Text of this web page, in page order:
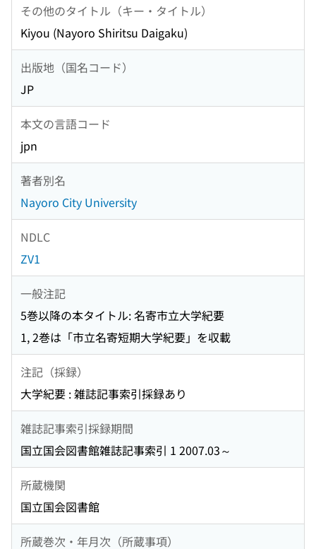
その他のタイトル（キー・タイトル）
Kiyou (Nayoro Shiritsu Daigaku)
出版地（国名コード）
JP
本文の言語コード
jpn
著者別名
Nayoro City University
NDLC
ZV1
一般注記
5巻以降の本タイトル: 名寄市立大学紀要
1, 2巻は「市立名寄短期大学紀要」を収載
注記（採録）
大学紀要 : 雑誌記事索引採録あり
雑誌記事索引採録期間
国立国会図書館雑誌記事索引 1 2007.03～
所蔵機関
国立国会図書館
所蔵巻次・年月次（所蔵事項）